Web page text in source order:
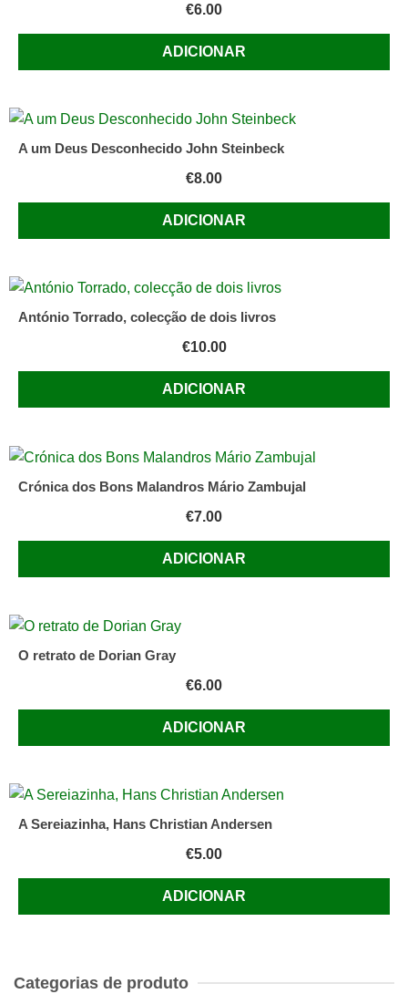
€6.00
ADICIONAR
A um Deus Desconhecido John Steinbeck
€8.00
ADICIONAR
António Torrado, colecção de dois livros
€10.00
ADICIONAR
Crónica dos Bons Malandros Mário Zambujal
€7.00
ADICIONAR
O retrato de Dorian Gray
€6.00
ADICIONAR
A Sereiazinha, Hans Christian Andersen
€5.00
ADICIONAR
Categorias de produto